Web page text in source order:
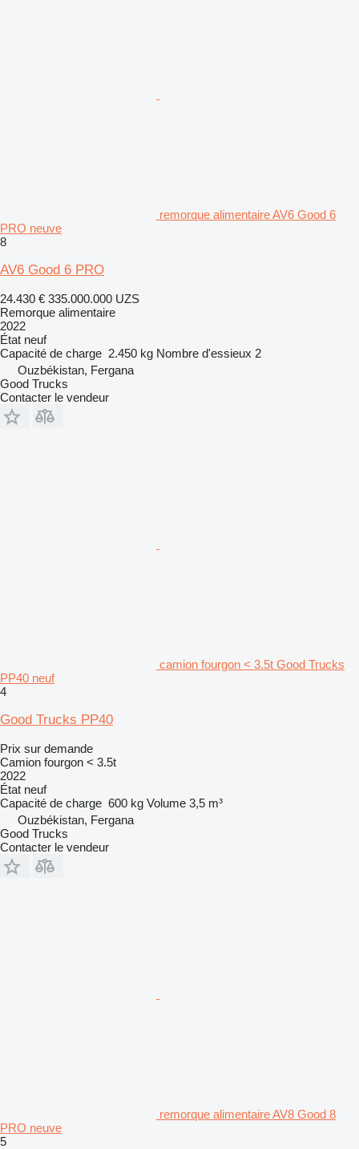
remorque alimentaire AV6 Good 6
PRO neuve
8
AV6 Good 6 PRO
24.430 € 335.000.000 UZS
Remorque alimentaire
2022
État neuf
Capacité de charge 2.450 kg Nombre d'essieux 2
Ouzbékistan, Fergana
Good Trucks
Contacter le vendeur
camion fourgon < 3.5t Good Trucks
PP40 neuf
4
Good Trucks PP40
Prix sur demande
Camion fourgon < 3.5t
2022
État neuf
Capacité de charge 600 kg Volume 3,5 m³
Ouzbékistan, Fergana
Good Trucks
Contacter le vendeur
remorque alimentaire AV8 Good 8
PRO neuve
5